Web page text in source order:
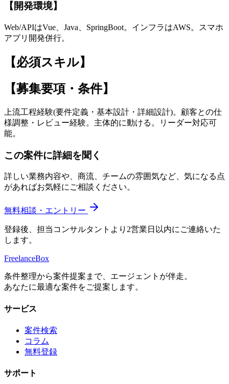
【開発環境】
Web/APIはVue、Java、SpringBoot。インフラはAWS。スマホ
アプリ開発併行。
【必須スキル】
【募集要項・条件】
上流工程経験(要件定義・基本設計・詳細設計)。顧客との仕
様調整・レビュー経験。主体的に動ける。リーダー対応可
能。
この案件に詳細を聞く
詳しい業務内容や、商流、チームの雰囲気など、気になる点
があればお気軽にご相談ください。
無料相談・エントリー
登録後、担当コンサルタントより2営業日以内にご連絡いた
します。
FreelanceBox
条件整理から案件提案まで、エージェントが伴走。
あなたに最適な案件をご提案します。
サービス
案件検索
コラム
無料登録
サポート